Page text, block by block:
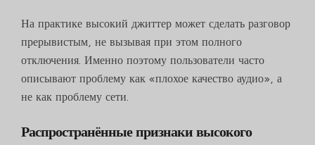
На практике высокий джиттер может сделать разговор
прерывистым, не вызывая при этом полного
отключения. Именно поэтому пользователи часто
описывают проблему как «плохое качество аудио», а
не как проблему сети.
Распространённые признаки высокого